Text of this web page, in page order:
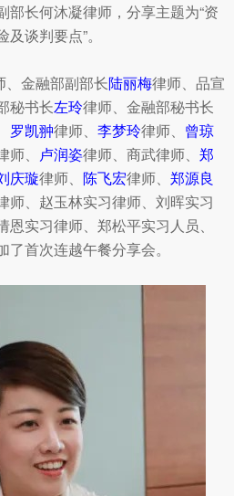
部长何沐凝律师，分享主题为“资
谈判要点”。
、金融部副部长陆丽梅律师、品宣
秘书长左玲律师、金融部秘书长
罗凯翀律师、 李梦玲律师、 曾琼
师、 卢润姿律师、商武律师、 郑
庆璇律师、 陈飞宏律师、 郑源良
师、赵玉林实习律师、刘晖实习
实习律师、郑松平实习人员、
首次连越午餐分享会。